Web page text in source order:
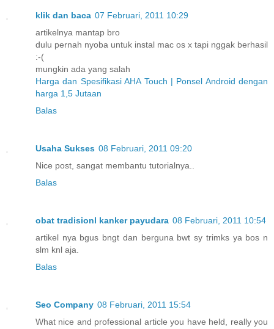
klik dan baca 07 Februari, 2011 10:29
artikelnya mantap bro
dulu pernah nyoba untuk instal mac os x tapi nggak berhasil
:-(
mungkin ada yang salah
Harga dan Spesifikasi AHA Touch | Ponsel Android dengan
harga 1,5 Jutaan
Balas
Usaha Sukses 08 Februari, 2011 09:20
Nice post, sangat membantu tutorialnya..
Balas
obat tradisionl kanker payudara 08 Februari, 2011 10:54
artikel nya bgus bngt dan berguna bwt sy trimks ya bos n
slm knl aja.
Balas
Seo Company 08 Februari, 2011 15:54
What nice and professional article you have held, really you